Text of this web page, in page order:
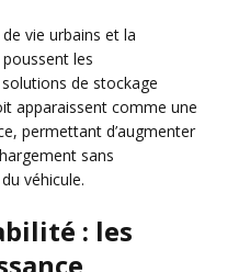
vie urbains et la
les
de stockage
apparaissent comme une
permettant d’augmenter
sans
véhicule.
: les